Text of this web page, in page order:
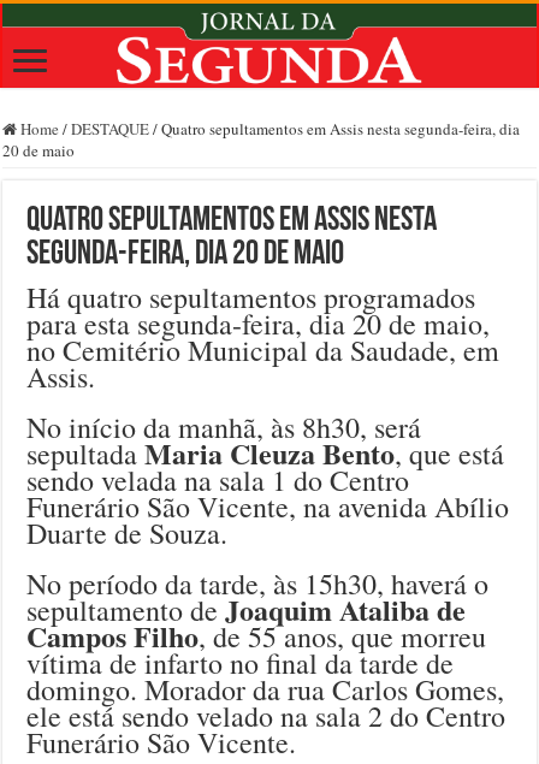
Home /DESTAQUE/Quatro sepultamentos em Assis nesta segunda-feira, dia
20 de maio
Quatro sepultamentos em Assis nesta
segunda-feira, dia 20 de maio
Há quatro sepultamentos programados
para esta segunda-feira, dia 20 de maio,
no Cemitério Municipal da Saudade, em
Assis.
No início da manhã, às 8h30, será
sepultadaMaria Cleuza Bento, que está
sendo velada na sala 1 do Centro
Funerário São Vicente, na avenida Abílio
Duarte de Souza.
No período da tarde, às 15h30, haverá o
sepultamento deJoaquim Ataliba de
Campos Filho, de 55 anos, que morreu
vítima de infarto no final da tarde de
domingo. Morador da rua Carlos Gomes,
ele está sendo velado na sala 2 do Centro
Funerário São Vicente.